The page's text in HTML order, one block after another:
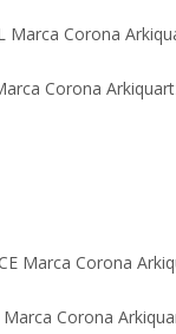
Corona
Marca Corona